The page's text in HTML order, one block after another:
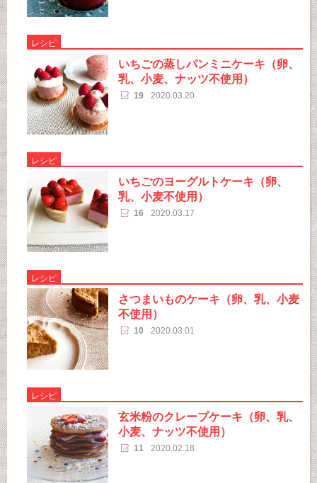
レシピ
いちごの蒸しパンミニケーキ（卵、
乳、小麦、ナッツ不使用）
19 2020.03.20
レシピ
いちごのヨーグルトケーキ（卵、
乳、小麦不使用）
16 2020.03.17
レシピ
さつまいものケーキ（卵、乳、小麦
不使用）
10 2020.03.01
レシピ
玄米粉のクレープケーキ（卵、乳、
小麦、ナッツ不使用）
11 2020.02.18